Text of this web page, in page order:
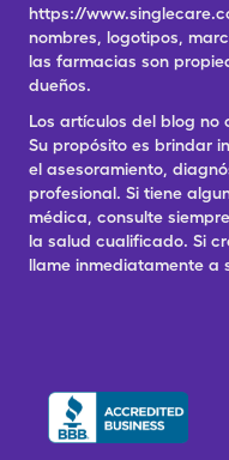
https://
nombres, logotipos,
las farmacias son
dueños.
Los artículos del blog no
Su propósito es brindar
el asesoramiento,
profesional. Si tiene
médica, consulte
la salud cualificado. Si
llame inmediatamente a